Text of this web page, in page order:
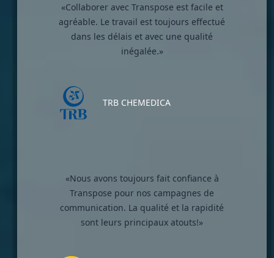
«Collaborer avec Transpose est facile et
agréable. Le travail est toujours effectué
dans les délais et avec une qualité
inégalée.»
TRB CHEMEDICA
«Nous avons toujours fait confiance à
Transpose pour nos campagnes de
communication. La qualité et la rapidité
sont leurs principaux atouts!»